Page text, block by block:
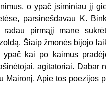
o ypač įsiminiau jį
parsinešdavau K.
radau pirmąjį mane
Šiaip žmonės bijojo
ypač kai po kaimus
agitatoriai. Dabar
Maironį. Apie tos poezijos